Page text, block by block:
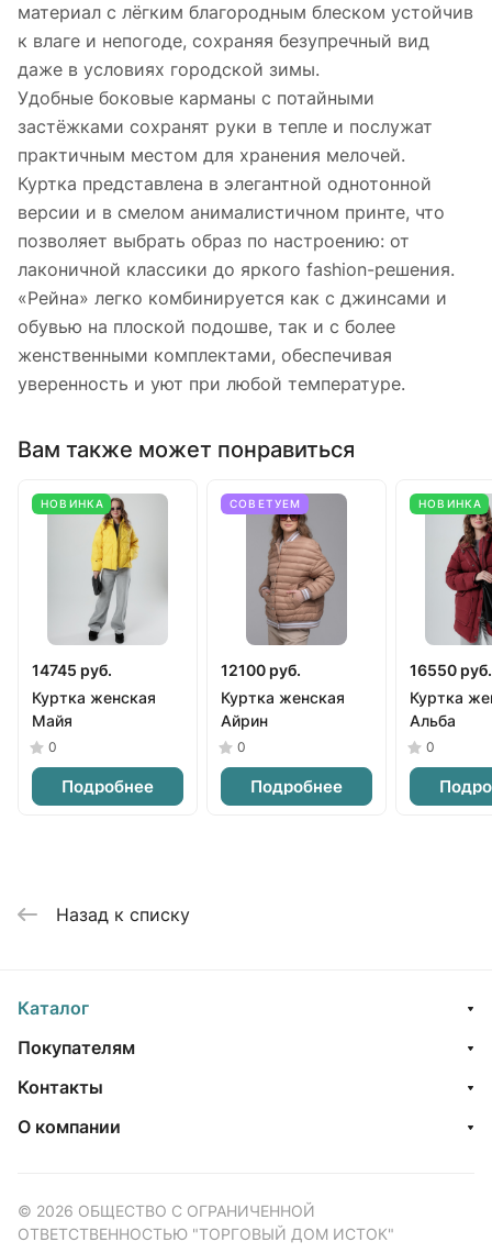
материал с лёгким благородным блеском устойчив
к влаге и непогоде, сохраняя безупречный вид
даже в условиях городской зимы.
Удобные боковые карманы с потайными
застёжками сохранят руки в тепле и послужат
практичным местом для хранения мелочей.
Куртка представлена в элегантной однотонной
версии и в смелом анималистичном принте, что
позволяет выбрать образ по настроению: от
лаконичной классики до яркого fashion-решения.
«Рейна» легко комбинируется как с джинсами и
обувью на плоской подошве, так и с более
женственными комплектами, обеспечивая
уверенность и уют при любой температуре.
Вам также может понравиться
НОВИНКА
14745 руб.
Куртка женская
Майя
0
Подробнее
СОВЕТУЕМ
12100 руб.
Куртка женская
Айрин
0
Подробнее
НОВИНКА
16550 руб.
Куртка
Альба
0
Назад к списку
Каталог
Покупателям
Контакты
О компании
© 2026 ОБЩЕСТВО С ОГРАНИЧЕННОЙ
ОТВЕТСТВЕННОСТЬЮ "ТОРГОВЫЙ ДОМ ИСТОК"